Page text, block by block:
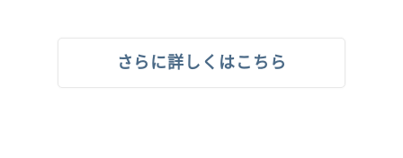
さらに詳しくはこちら